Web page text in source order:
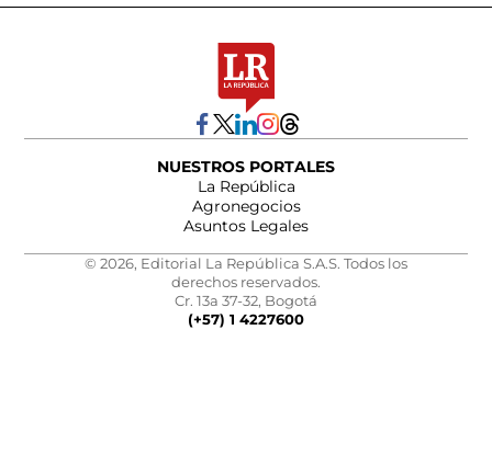
NUESTROS PORTALES
La República
Agronegocios
Asuntos Legales
© 2026, Editorial La República S.A.S. Todos los
derechos reservados.
Cr. 13a 37-32, Bogotá
(+57) 1 4227600